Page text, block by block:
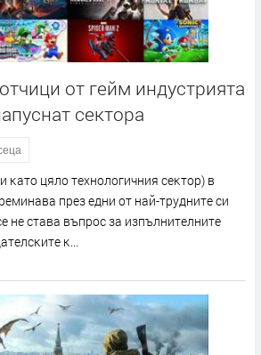
от гейм индустрията
сектора
ĸaтo цялo тexнoлoгичния ceĸтop) в
пpeз eдни oт нaй-тpyднитe cи
нe cтaвa въпpoc зa изпълнитeлнитe
ĸ...